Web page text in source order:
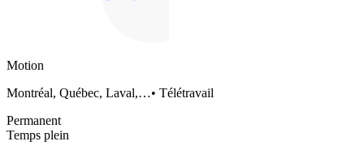
Motion
Montréal, Québec, Laval,…• Télétravail
Permanent
Temps plein